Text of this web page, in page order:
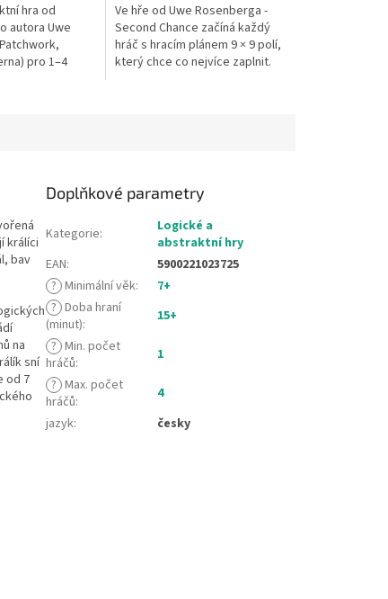
hra od
autora Uwe
pro 1–4
Ve hře od Uwe Rosenberga -
Second Chance začíná každý
hráč s hracím plánem 9 × 9 polí,
který chce co nejvíce zaplnit.
králíci
bav
na
sní
od 7
Doplňkové parametry
Kategorie:
Logické a
abstraktní hry
EAN:
5900221023725
? Minimální věk:
7+
? Doba hraní
(minut):
15+
? Min. počet
hráčů:
1
? Max. počet
hráčů:
4
jazyk: česky